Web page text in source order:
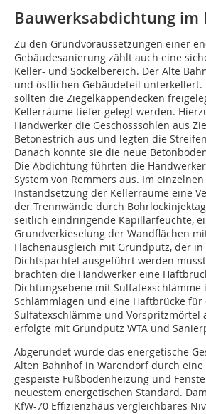
Bauwerksabdichtung im
Zu den Grundvoraussetzungen einer
Gebäudesanierung zählt auch eine
Keller- und Sockelbereich. Der Alte
und östlichen Gebäudeteil unterkellert.
sollten die Ziegelkappendecken
Kellerräume tiefer gelegt werden.
Handwerker die Geschosssohlen aus
Betonestrich aus und legten die
Danach konnte sie die neue
Die Abdichtung führten die
System von Remmers aus. Im
Instandsetzung der Kellerräume eine
der Trennwände durch
seitlich eindringende Kapillarfeuchte,
Grundverkieselung der Wandflächen
Flächenausgleich mit Grundputz, der
Dichtspachtel ausgeführt werden
brachten die Handwerker eine
Dichtungsebene mit Sulfatexschlämme
Schlämmlagen und eine Haftbrücke
Sulfatexschlämme und Vorspritzmörtel
erfolgte mit Grundputz WTA und
Abgerundet wurde das energetische
Alten Bahnhof in Warendorf durch
gespeiste Fußbodenheizung und
neuestem energetischen Standard.
KfW-70 Effizienzhaus vergleichbares